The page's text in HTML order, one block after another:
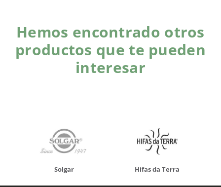
Hemos encontrado otros
productos que te pueden
interesar
Solgar Hifas da Terra